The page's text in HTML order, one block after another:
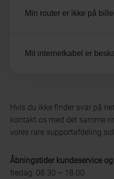
Min router er ikke på
Mit internetkabel er
Hvis du ikke finder svar på
kontakt os med det samme
vores rare supportafdeling
Åbningstider kundeservice
fredag: 08.30 – 18.00